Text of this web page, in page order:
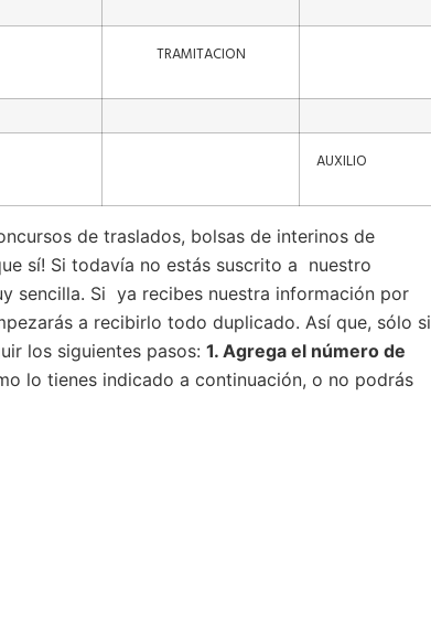
TRAMITACION
AUXILIO
de traslados, bolsas de interinos de
sí! Si todavía no estás suscrito a nuestro
sencilla. Si ya recibes nuestra información por
a recibirlo todo duplicado. Así que, sólo si
los siguientes pasos: 1. Agrega el número de
lo tienes indicado a continuación, o no podrás